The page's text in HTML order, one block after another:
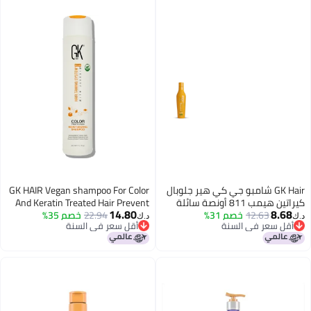
GK Hair شامبو جي كي هير جلوبال
كيراتين هيمب 811 أونصة سائلة
240 مل مرطب مقوي للشعر
التالف يوفر لمعان مغذي
بخالي من الكبريتات والبارابين
12.63خصم 31%
سعر في السنة
سعر في السنة
GK HAIR Vegan shampoo For Color
And Keratin Treated Hair Prevent
Fading Sulfate-Free Formula For
your Daily Hair Care Routine| 10.1
14.80
22.94خصم 35%
أقل سعر في السنة
أقل سعر في السنة